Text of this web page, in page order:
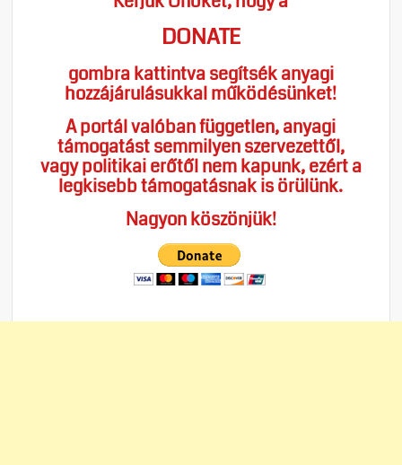
DONATE
gombra kattintva segítsék anyagi
hozzájárulásukkal működésünket!
A portál valóban független, anyagi
támogatást semmilyen szervezettől,
vagy politikai erőtől nem kapunk, ezért a
legkisebb támogatásnak is örülünk.
Nagyon köszönjük!